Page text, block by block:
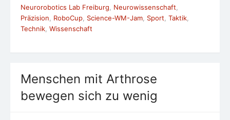
Neurorobotics Lab Freiburg
Neurowissenschaft
Präzision
RoboCup Science-WM-Jam Sport Taktik
Technik Wissenschaft
Menschen mit Arthrose
bewegen sich zu wenig